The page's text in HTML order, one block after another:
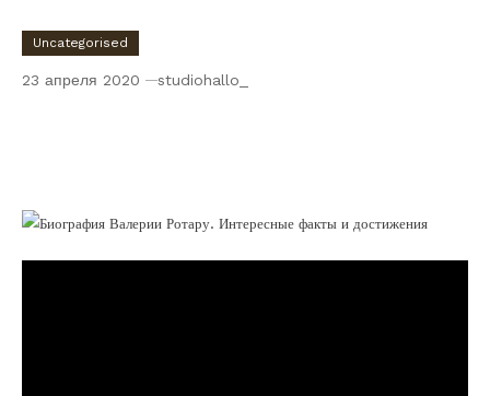
Uncategorised
23 апреля 2020 studiohallo_